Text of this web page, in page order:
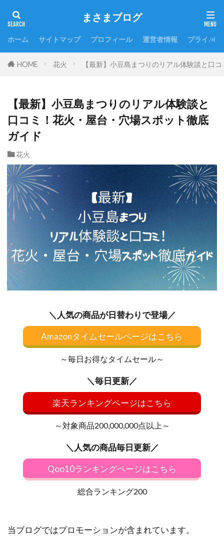
まさまブログ
ホーム サイトマップ プロフィール 運営者情報 プライバ
HOME 花火 【最新】小豆島まつりのリアル体験談と口
【最新】小豆島まつりのリアル体験談と
口コミ！花火・屋台・穴場スポット徹底
ガイド
花火
＼人気の商品が日替わりで登場／
Amazonタイムセールページはこちら
～毎日お得なタイムセール～
＼毎日更新／
楽天ランキングページはこちら
～対象商品200,000,000点以上～
＼人気の商品毎日更新／
Qoo10ランキングページはこちら
総合ランキング200
当ブログではプロモーションが含まれています。